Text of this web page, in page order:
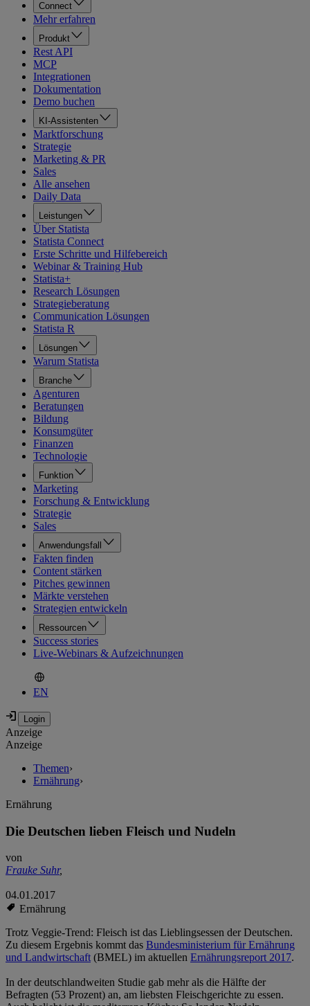
Connect
Mehr erfahren
Produkt
Rest API
MCP
Integrationen
Dokumentation
Demo buchen
KI-Assistenten
Marktforschung
Strategie
Marketing & PR
Sales
Alle ansehen
Daily Data
Leistungen
Über Statista
Statista Connect
Erste Schritte und Hilfebereich
Webinar & Training Hub
Statista+
Research Lösungen
Strategieberatung
Communication Lösungen
Statista R
Lösungen
Warum Statista
Branche
Agenturen
Beratungen
Bildung
Konsumgüter
Finanzen
Technologie
Funktion
Marketing
Forschung & Entwicklung
Strategie
Sales
Anwendungsfall
Fakten finden
Content stärken
Pitches gewinnen
Märkte verstehen
Strategien entwickeln
Ressourcen
Success stories
Live-Webinars & Aufzeichnungen
EN
Anzeige
Anzeige
Themen›
Ernährung›
Ernährung
Die Deutschen lieben Fleisch und Nudeln
von
Frauke Suhr,
04.01.2017
Ernährung
Trotz Veggie-Trend: Fleisch ist das Lieblingsessen der Deutschen.
Zu diesem Ergebnis kommt das Bundesministerium für Ernährung
und Landwirtschaft(BMEL) im aktuellen Ernährungsreport 2017.
In der deutschlandweiten Studie gab mehr als die Hälfte der
Befragten (53 Prozent) an, am liebsten Fleischgerichte zu essen.